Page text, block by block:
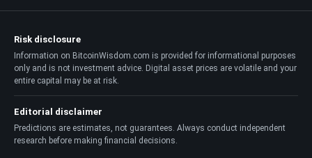
Risk disclosure
Information on BitcoinWisdom.com is provided for informational purposes
only and is not investment advice. Digital asset prices are volatile and your
entire capital may be at risk.
Editorial disclaimer
Predictions are estimates, not guarantees. Always conduct independent
research before making financial decisions.